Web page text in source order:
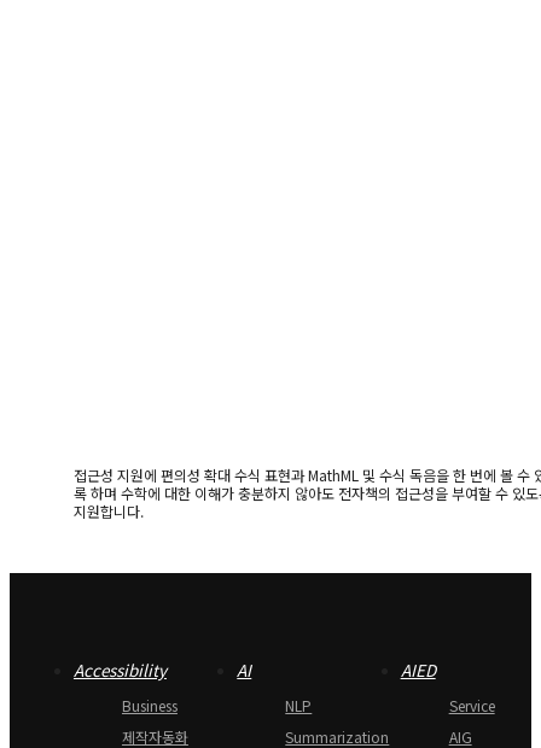
접근성 지원에 편의성 확대 수식 표현과 MathML 및 수식 독음을 한 번에 볼 수
록 하며 수학에 대한 이해가 충분하지 않아도 전자책의 접근성을 부여할 수 있
지원합니다.
Accessibility
Business
제작자동화
AI
NLP
Summarization
AIED
Service
AIG